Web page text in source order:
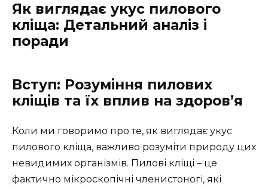
Як виглядає укус пилового
кліща: Детальний аналіз і
поради
Вступ: Розуміння пилових
кліщів та їх вплив на здоров’я
Коли ми говоримо про те, як виглядає укус
пилового кліща, важливо розуміти природу цих
невидимих організмів. Пилові кліщі – це
фактично мікроскопічні членистоногі, які